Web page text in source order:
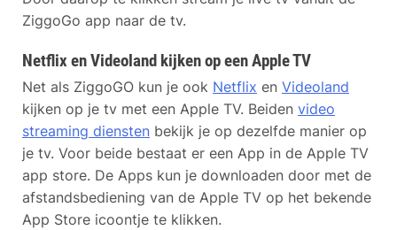
ZiggoGo app naar de tv.
Netflix en Videoland kijken op een Apple TV
Net als ZiggoGO kun je ook Netflix en Videoland
kijken op je tv met een Apple TV. Beiden video
streaming diensten bekijk je op dezelfde manier op
je tv. Voor beide bestaat er een App in de Apple TV
app store. De Apps kun je downloaden door met de
afstandsbediening van de Apple TV op het bekende
App Store icoontje te klikken.